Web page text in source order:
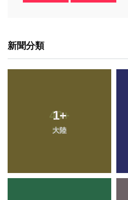
新聞分類
1+
大陸